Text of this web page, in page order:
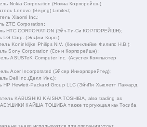
Nokia Corporation (Нокиа Корпорейшн);
Lenovo (Beijing) Limited;
Xiaomi Inc.;
ZTE Corporation;
HTC CORPORATION (Эйч-Ти-Си КОРПОРЕЙШН);
LG Corp. (ЭлДжи Корп.);
Koninklijke Philips N.V. (Конинклийке Филипс Н.В.);
Sony Corporation (Сони Корпорейшн);
ASUSTeK Computer Inc. (Асустек Компьютер
Acer Incorporated (Эйсер Инкорпорейтед);
Dell Inc.(Делл Инк.);
HP Hewlett-Packard Group LLC (ЭйчПи Хьюлетт Паккард
KABUSHIKI KAISHA TOSHIBA, also trading as
КАЙША ТОШИБА также торгующая как Тосиба
знаки используются для описания услуг,